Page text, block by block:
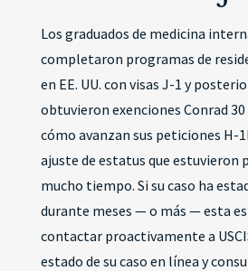
Los graduados de medicina
completaron programas de
en EE. UU. con visas J-1 y
obtuvieron exenciones Conrad
cómo avanzan sus peticiones H-
ajuste de estatus que estuvieron
mucho tiempo. Si su caso ha
durante meses — o más — esta
contactar proactivamente a
estado de su caso en línea y